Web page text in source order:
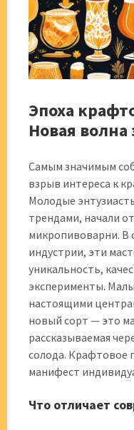
Эпоха
Новая волна
Самым значимым
взрыв интереса к
Молодые
трендами, начали
микропивоварни. В
индустрии, эти
уникальность,
эксперименты.
настоящими
новый сорт — это
рассказываемая
солода. Крафтовое
манифест
Что отличает